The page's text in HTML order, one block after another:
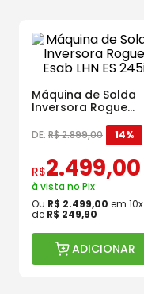
Máquina de Solda
Inversora Rogue
Esab LHN ES 245i
DE: R$2.899,00 14%
R$2.499,00
à vista no Pix
Ou R$ 2.499,00 em 10x
de R$ 249,90
ADICIONAR